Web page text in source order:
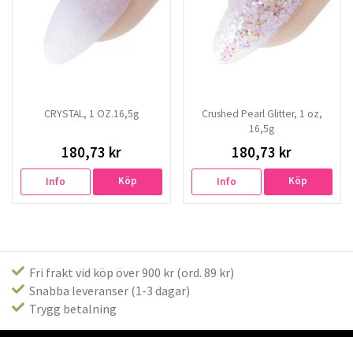
CRYSTAL, 1 OZ.16,5g
180,73 kr
Info Köp
Crushed Pearl Glitter, 1 oz,
16,5g
180,73 kr
Info Köp
Fri frakt vid köp över 900 kr (ord. 89 kr)
Snabba leveranser (1-3 dagar)
Trygg betalning